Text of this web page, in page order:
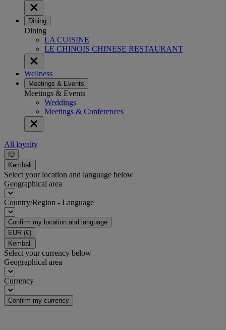
Dining
Dining
LA CUISINE
LE CHINOIS CHINESE RESTAURANT
Wellness
Meetings & Events
Meetings & Events
Weddings
Meetings & Conferences
All loyalty
ID
Kembali
Select your location and language below
Geographical area
Country/Region - Language
Confirm my location and language
EUR (€)
Kembali
Select your currency below
Geographical area
Currency
Confirm my currency